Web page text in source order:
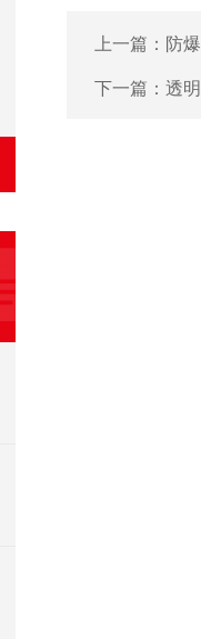
上一篇： 防
下一篇： 透